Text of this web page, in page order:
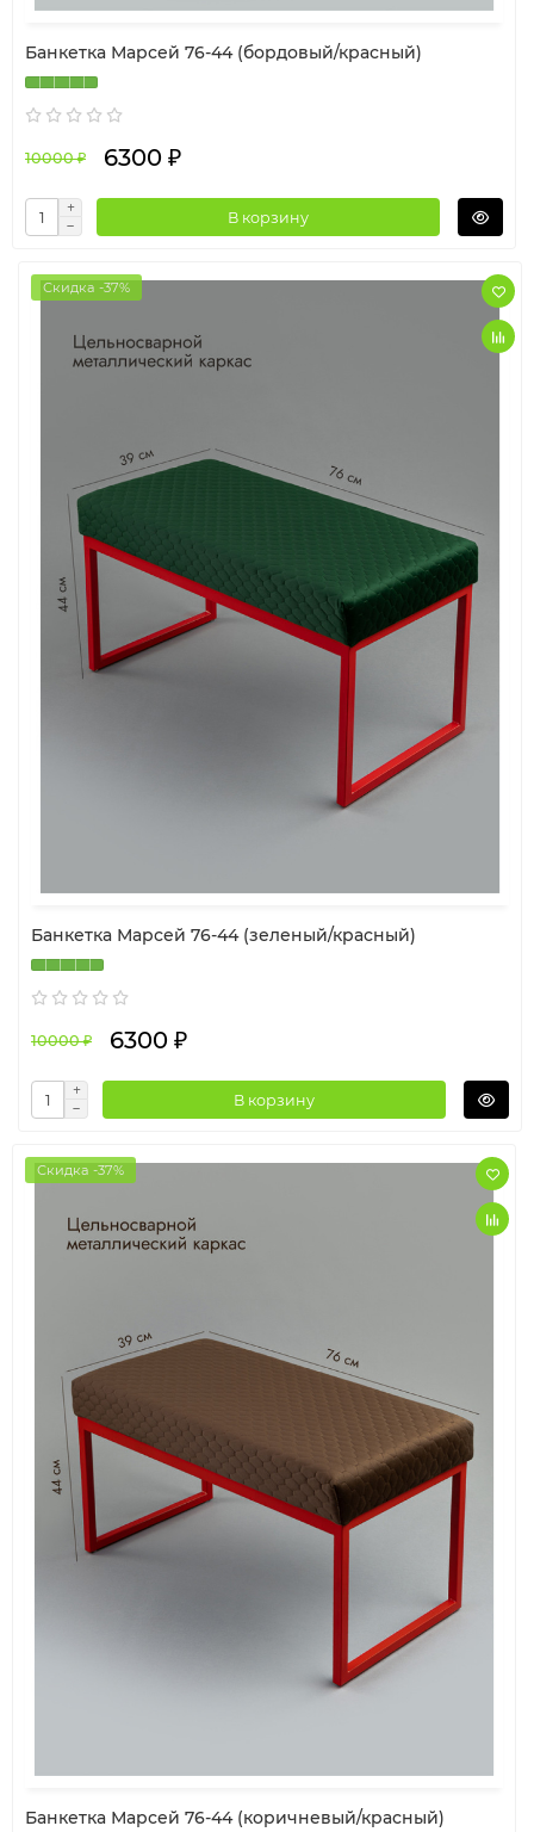
Банкетка Марсей 76-44 (бордовый/красный)
10000 ₽ 6300 ₽
В корзину
Скидка -37%
Банкетка Марсей 76-44 (зеленый/красный)
10000 ₽ 6300 ₽
В корзину
Скидка -37%
Банкетка Марсей 76-44 (коричневый/красный)